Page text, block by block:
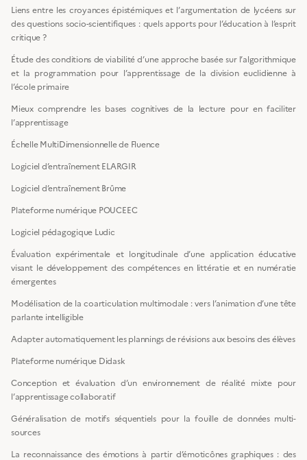
Liens entre les croyances épistémiques et l’argumentation de lycéens sur
des questions socio-scientifiques : quels apports pour l’éducation à l’esprit
critique ?
Étude des conditions de viabilité d’une approche basée sur l’algorithmique
et la programmation pour l’apprentissage de la division euclidienne à
l’école primaire
Mieux comprendre les bases cognitives de la lecture pour en faciliter
l’apprentissage
Échelle MultiDimensionnelle de Fluence
Logiciel d’entraînement ELARGIR
Logiciel d’entraînement Brûme
Plateforme numérique POUCEEC
Logiciel pédagogique Ludic
Évaluation expérimentale et longitudinale d’une application éducative
visant le développement des compétences en littératie et en numératie
émergentes
Modélisation de la coarticulation multimodale : vers l’animation d’une tête
parlante intelligible
Adapter automatiquement les plannings de révisions aux besoins des élèves
Plateforme numérique Didask
Conception et évaluation d’un environnement de réalité mixte pour
l’apprentissage collaboratif
Généralisation de motifs séquentiels pour la fouille de données multi-
sources
La reconnaissance des émotions à partir d’émoticônes graphiques : des